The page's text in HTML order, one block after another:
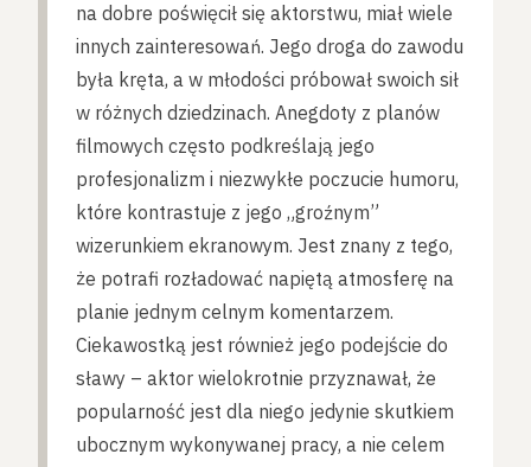
na dobre poświęcił się aktorstwu, miał wiele
innych zainteresowań. Jego droga do zawodu
była kręta, a w młodości próbował swoich sił
w różnych dziedzinach. Anegdoty z planów
filmowych często podkreślają jego
profesjonalizm i niezwykłe poczucie humoru,
które kontrastuje z jego „groźnym”
wizerunkiem ekranowym. Jest znany z tego,
że potrafi rozładować napiętą atmosferę na
planie jednym celnym komentarzem.
Ciekawostką jest również jego podejście do
sławy – aktor wielokrotnie przyznawał, że
popularność jest dla niego jedynie skutkiem
ubocznym wykonywanej pracy, a nie celem